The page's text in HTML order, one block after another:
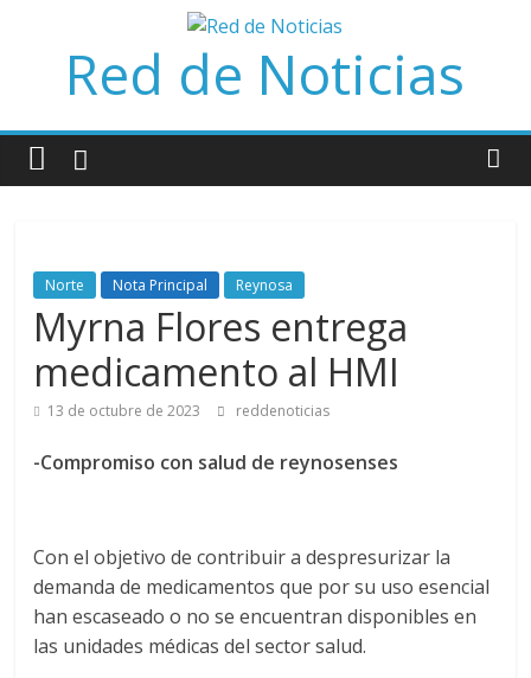
contenidoRed de Noticias
Norte Nota Principal Reynosa
Myrna Flores entrega
medicamento al HMI
13 de octubre de 2023 reddenoticias
-Compromiso con salud de reynosenses
Con el objetivo de contribuir a despresurizar la
demanda de medicamentos que por su uso esencial
han escaseado o no se encuentran disponibles en
las unidades médicas del sector salud.